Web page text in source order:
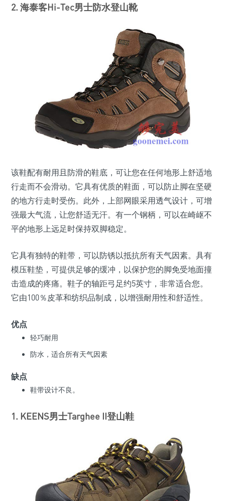
2. 海泰客Hi-Tec男士防水登山靴
该鞋配有耐用且防滑的鞋底，可让您在任何地形上舒适地
行走而不会滑动。它具有优质的鞋面，可以防止脚在坚硬
的地方行走时受伤。此外，上部网眼采用透气设计，可增
强最大气流，让您舒适无汗。有一个钢柄，可以在崎岖不
平的地形上远足时保持双脚稳定。
它具有独特的鞋带，可以防锈以抵抗所有天气因素。具有
模压鞋垫，可提供足够的缓冲，以保护您的脚免受地面撞
击造成的疼痛。鞋子的轴距弓足约5英寸，非常适合您。
它由100％皮革和纺织品制成，以增强耐用性和舒适性。
优点
轻巧耐用
防水，适合所有天气因素
缺点
鞋带设计不良。
1. KEENS男士Targhee II登山鞋